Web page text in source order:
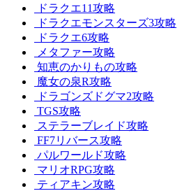
ドラクエ11攻略
ドラクエモンスターズ3攻略
ドラクエ6攻略
メタファー攻略
知恵のかりもの攻略
魔女の泉R攻略
ドラゴンズドグマ2攻略
TGS攻略
ステラーブレイド攻略
FF7リバース攻略
パルワールド攻略
マリオRPG攻略
ティアキン攻略